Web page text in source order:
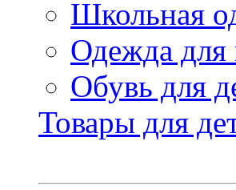
Школьная
Одежда
Обувь для
Товары для